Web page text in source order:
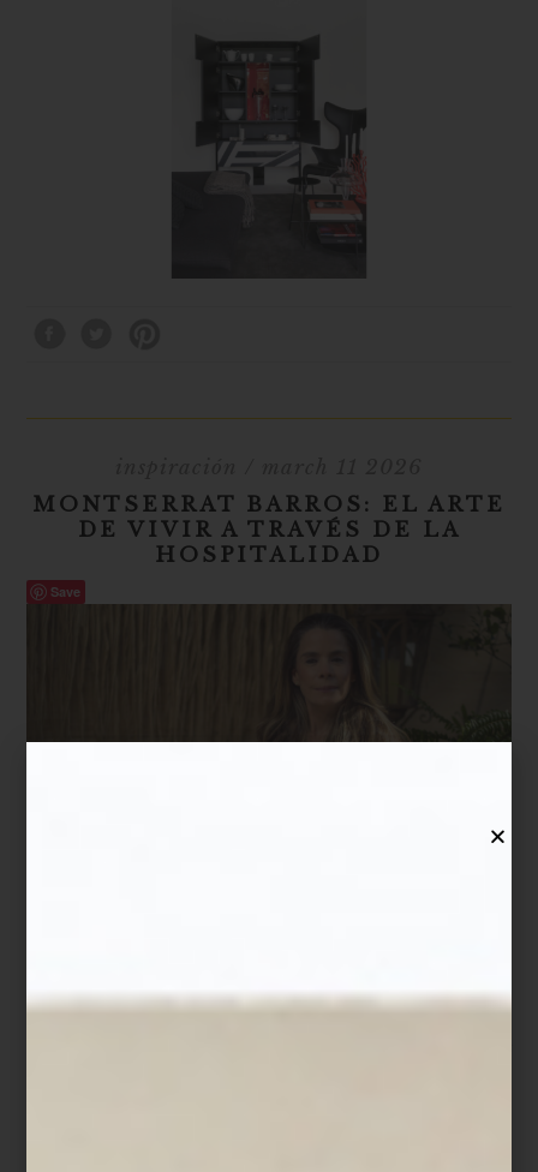
MONTSERRAT BARROS: EL ARTE
DE VIVIR A TRAVÉS DE LA
HOSPITALIDAD
Save
profesión: es una forma de entender la vida. Fundadora de